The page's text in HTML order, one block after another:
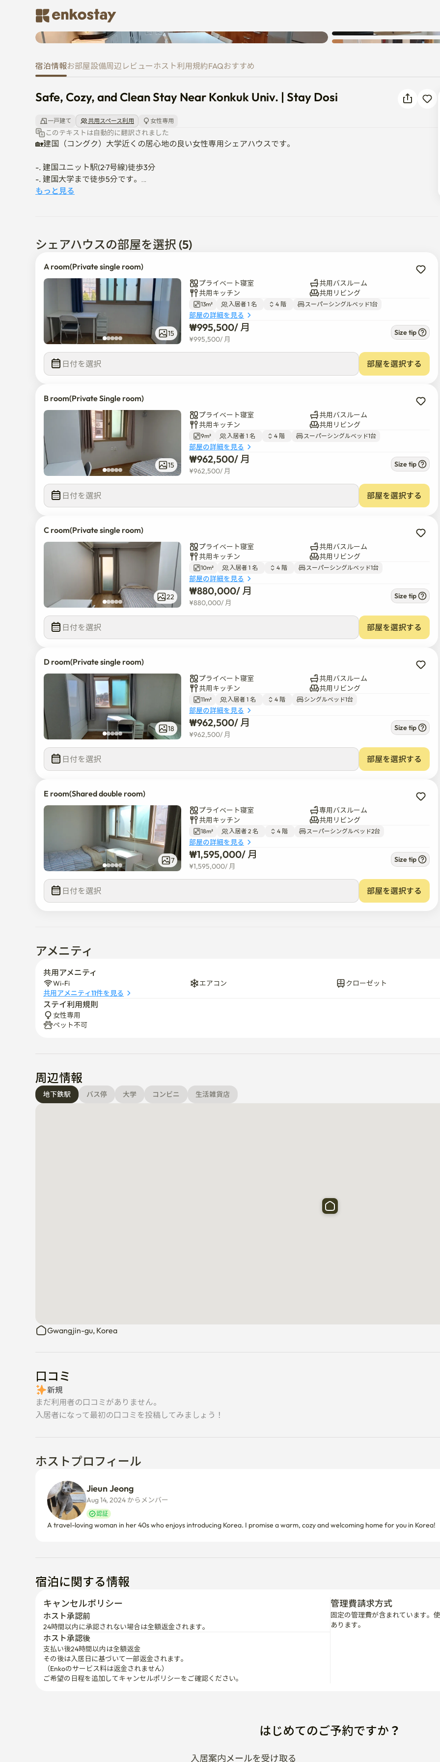
Safe, Cozy, and Clean Stay Near Konkuk Univ. | Stay Dosi
宿泊情報お部屋設備周辺 レビュー ホスト利用規約FAQおすすめ
Safe, Cozy, and Clean Stay Near Konkuk Univ. | Stay Dosi
一戸建て 共用スペース利用 女性専用
このテキストは自動的に翻訳されました
🏡建国（コングク）大学近くの居心地の良い女性専用シェアハウスです。
-. 建国ユニット駅(2·7号線)徒歩3分
-. 建国大学まで徒歩5分です。
-. カフェ、レストラン、コンビニに囲まれています
-. 一般的な地域は毎週専門的に清掃されています。
-. メンテナンス料には、インターネット、共用部分の毎週の清掃、洗濯洗剤、食器石鹸、トイレットペーパー、ス
ポンジ、布巾、その他の家庭用品が含まれます。
もっと見る
シェアハウスの部屋を選択 (5)
A room(Private single room)
15
プライベート寝室
共用バスルーム
共用キッチン
共用リビング
13m² 入居者 1 名 4 階 スーパーシングルベッド1台
部屋の詳細を見る
₩995,500/ 月
¥995,500/ 月
Size tip
部屋を選択する
B room(Private Single room)
15
プライベート寝室
共用バスルーム
共用キッチン
共用リビング
9m² 入居者 1 名 4 階 スーパーシングルベッド1台
部屋の詳細を見る
₩962,500/ 月
¥962,500/ 月
Size tip
部屋を選択する
C room(Private single room)
22
プライベート寝室
共用バスルーム
共用キッチン
共用リビング
10m² 入居者 1 名 4 階 スーパーシングルベッド1台
部屋の詳細を見る
₩880,000/ 月
¥880,000/ 月
Size tip
部屋を選択する
D room(Private single room)
18
プライベート寝室
共用バスルーム
共用キッチン
共用リビング
11m² 入居者 1 名 4 階 シングルベッド1台
部屋の詳細を見る
₩962,500/ 月
¥962,500/ 月
Size tip
部屋を選択する
E room(Shared double room)
7
プライベート寝室
専用バスルーム
共用キッチン
共用リビング
18m² 入居者 2 名 4 階 スーパーシングルベッド2台
部屋の詳細を見る
₩1,595,000/ 月
¥1,595,000/ 月
Size tip
部屋を選択する
アメニティ
共用アメニティ
Wi-Fi エアコン
クローゼット
共用アメニティ11件を見る
ステイ利用規則
女性専用
ペット不可
周辺情報
地下鉄駅 バス停 大学 コンビニ 生活雑貨店
Gwangjin-gu, Korea
口コミ
新規
まだ利用者の口コミがありません。
入居者になって最初の口コミを投稿してみましょう！
ホストプロフィール
Jieun Jeong
Aug 14, 2024 からメンバー
認証
A travel-loving woman in her 40s who enjoys introducing Korea. I promise a warm, cozy and welcoming home for you in Korea!
宿泊に関する情報
キャンセルポリシー
ホスト承認前
24時間以内に承認されない場合は全額返金されます。
ホスト承認後
支払い後24時間以内は全額返金
その後は入居日に基づいて一部返金されます。
（Enkoのサービス料は返金されません）
ご希望の日程を追加してキャンセルポリシーをご確認ください。
管理費請求方式
固定の管理費が含まれています。
あります。
はじめてのご予約ですか？
入居案内メールを受け取る